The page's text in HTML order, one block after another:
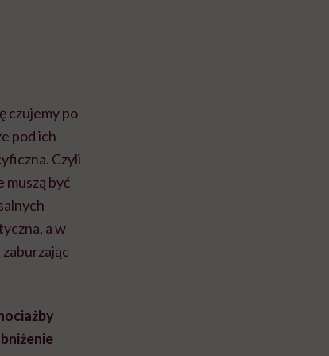
czujemy po
pod ich
Czyli
muszą być
a w